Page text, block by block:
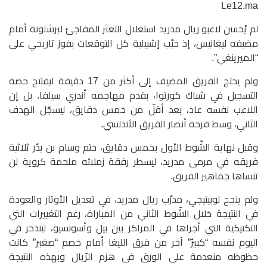
Le12.ma
لم يْحسن لاعبو ريال مدريد استغلال التعثر المفاجئ لبرشلونة أمام
مضيفه ليغانيس، إذ خيّب إشبيلية كل التوقعات بفوز تاريخي على
“الميرينغي”.
ولم يحتج الفريق المضيف إلى أكثر من 17 دقيقة ليفتتح حصة
التسجيل في شباك كورتوا، بقدم مهاجمه أندري سيلفا. بل إن
اللاعب نفسه عاد، بعد أقلّ من خمس دقايق، ليسجّل الهدف
الثاني، وسط فرحة أنصار الفريق الأندلسي.
وقبل نهاية الشّوط الأول بخمس دقايق، ختم وسام بن يدّر ثلاثية
فريقه في مرمى مدريد، ليسطر رفقة زملائه ملحمة كروية لن
تنساها جماهير الفريق.
ولم ينجح لوبيتيجي، مدرّب ريال مدريد، في تعديل الأوتار والعودة
في النتيجة خلال الشّوط الثاني من المباراة، رغم التغييرات التي
التكتيكية التي أجراها في المراكز بين بيل وأسونسيو، ليندحر في
اليوم نفسه “كبيرٌ” آخر من فرق الليغا أمام خصم “صغير” كانت
حظوظه منعدمة على الورق في هزم الرّيال وبهذه النتيجة